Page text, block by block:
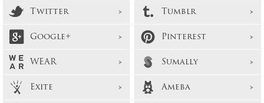
Twitter
Tumblr
Google+
Pinterest
WEAR
Sumally
Exite
Ameba